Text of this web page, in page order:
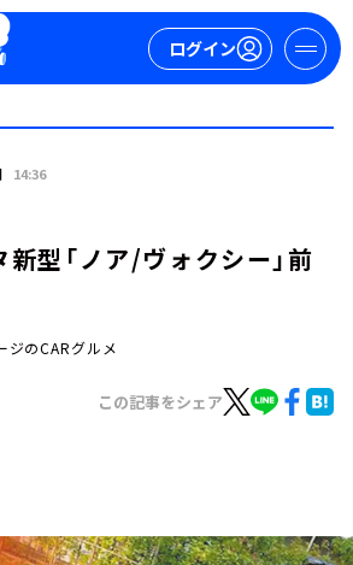
ログイン
14:36
型「ノア/ヴォクシー」前
ジのCARグルメ
この記事をシェア